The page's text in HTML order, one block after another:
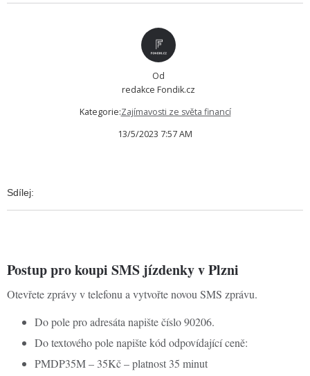
Od
redakce Fondik.cz
Kategorie:Zajímavosti ze světa financí
13/5/2023 7:57 AM
Sdílej:
Postup pro koupi SMS jízdenky v Plzni
Otevřete zprávy v telefonu a vytvořte novou SMS zprávu.
Do pole pro adresáta napište číslo 90206.
Do textového pole napište kód odpovídající ceně:
PMDP35M – 35Kč – platnost 35 minut